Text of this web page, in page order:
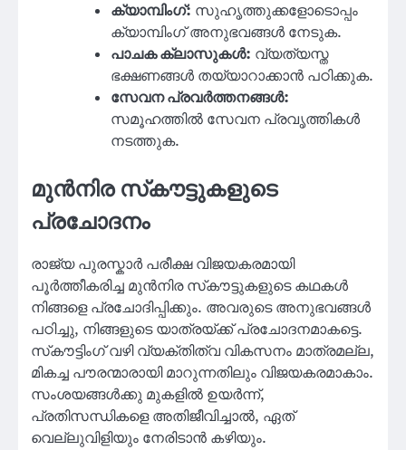
ക്യാമ്പിംഗ്: സുഹൃത്തുക്കളോടൊപ്പം
ക്യാമ്പിംഗ് അനുഭവങ്ങൾ നേടുക.
പാചക ക്ലാസുകൾ: വ്യത്യസ്ത
ഭക്ഷണങ്ങൾ തയ്യാറാക്കാൻ പഠിക്കുക.
സേവന പ്രവർത്തനങ്ങൾ:
സമൂഹത്തിൽ സേവന പ്രവൃത്തികൾ
നടത്തുക.
മുൻനിര സ്‌കൗട്ടുകളുടെ
പ്രചോദനം
രാജ്യ പുരസ്കാർ പരീക്ഷ വിജയകരമായി
പൂർത്തീകരിച്ച മുൻനിര സ്‌കൗട്ടുകളുടെ കഥകൾ
നിങ്ങളെ പ്രചോദിപ്പിക്കും. അവരുടെ അനുഭവങ്ങൾ
പഠിച്ചു, നിങ്ങളുടെ യാത്രയ്ക്ക് പ്രചോദനമാകട്ടെ.
സ്‌കൗട്ടിംഗ് വഴി വ്യക്തിത്വ വികസനം മാത്രമല്ല,
മികച്ച പൗരന്മാരായി മാറുന്നതിലും വിജയകരമാകാം.
സംശയങ്ങൾക്കു മുകളിൽ ഉയർന്ന്,
പ്രതിസന്ധികളെ അതിജീവിച്ചാൽ, ഏത്
വെല്ലുവിളിയും നേരിടാൻ കഴിയും.